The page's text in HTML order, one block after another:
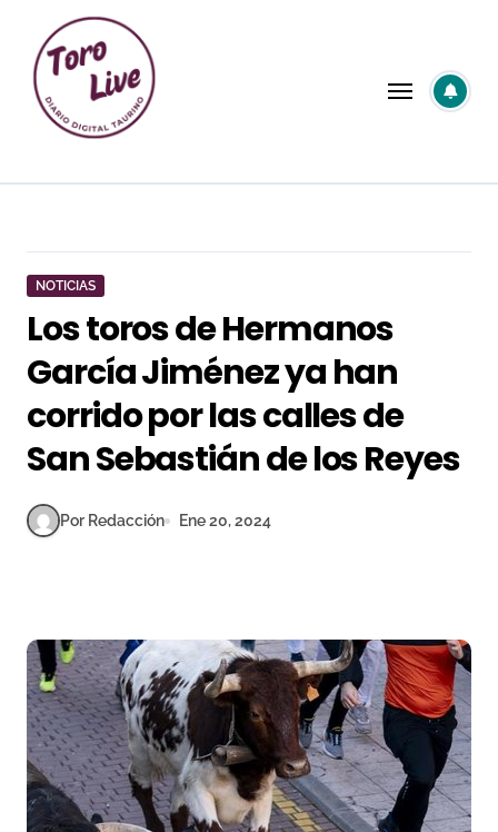
contenido
NOTICIAS
Los toros de Hermanos
García Jiménez ya han
corrido por las calles de
San Sebastián de los Reyes
Por Redacción Ene 20, 2024